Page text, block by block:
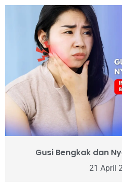
Gusi Bengkak dan
21 April